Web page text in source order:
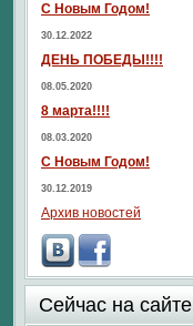
С Новым Годом!
30.12.2022
ДЕНЬ ПОБЕДЫ!!!!
08.05.2020
8 марта!!!!
08.03.2020
С Новым Годом!
30.12.2019
Архив новостей
Сейчас на сайте